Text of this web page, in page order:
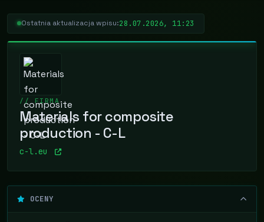
Ostatnia aktualizacja wpisu:28.07.2026, 11:23
// FIRMA
Materials for composite
production - C-L
c-l.eu
OCENY